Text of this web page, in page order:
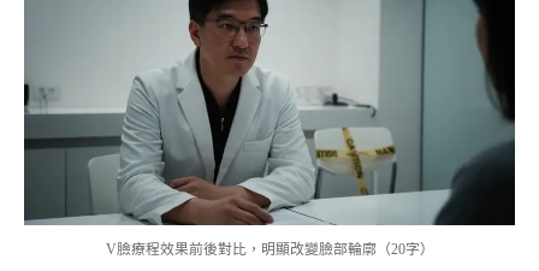
V臉療程效果前後對比，明顯改變臉部輪廓（20字）